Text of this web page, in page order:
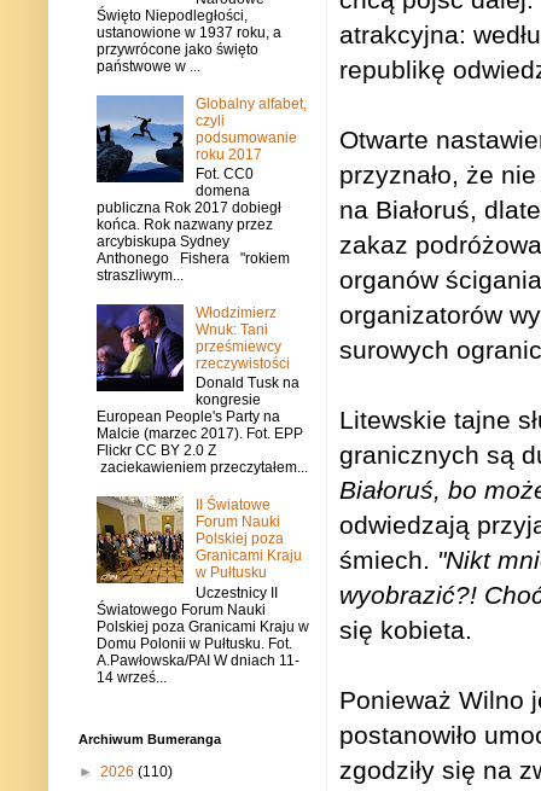
atrakcyjna:
republikę
Otwarte
przyznało, że
na Białoruś,
zakaz
organów
organizatorów
surowych
Litewskie tajne
granicznych są
Białoruś, bo
odwiedzają
śmiech. "Nikt
wyobrazić?!
się kobieta.
Ponieważ Wilno
postanowiło
zgodziły się na
Święto Niepodległości,
ustanowione w 1937 roku, a
przywrócone jako święto
państwowe w ...
Globalny alfabet,
czyli
podsumowanie
roku 2017
Fot. CC0
domena
publiczna Rok 2017 dobiegł
końca. Rok nazwany przez
arcybiskupa Sydney
Anthonego Fishera "rokiem
straszliwym...
Włodzimierz
Wnuk: Tani
prześmiewcy
rzeczywistości
Donald Tusk na
kongresie
European People's Party na
Malcie (marzec 2017). Fot. EPP
Flickr CC BY 2.0 Z
zaciekawieniem przeczytałem...
II Światowe
Forum Nauki
Polskiej poza
Granicami Kraju
w Pułtusku
Uczestnicy II
Światowego Forum Nauki
Polskiej poza Granicami Kraju w
Domu Polonii w Pułtusku. Fot.
A.Pawłowska/PAI W dniach 11-
14 wrześ...
Archiwum Bumeranga
► 2026 (110)